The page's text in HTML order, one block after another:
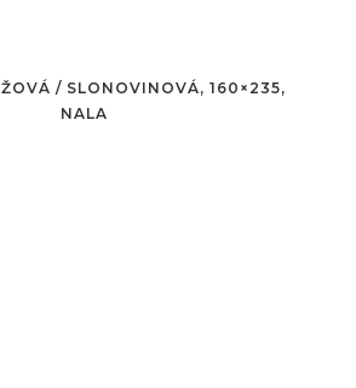
/ SLONOVINOVÁ, 160×235,
NALA